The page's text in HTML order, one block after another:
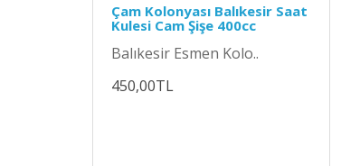
Çam Kolonyası Balıkesir Saat
Kulesi Cam Şişe 400cc
Balıkesir Esmen Kolo..
450,00TL